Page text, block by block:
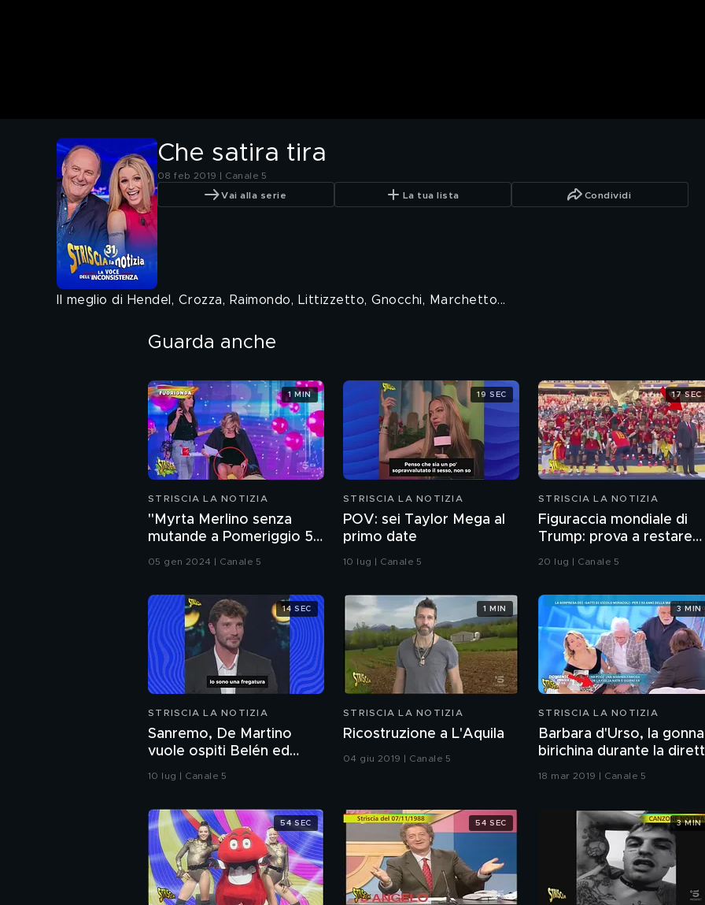
Che satira tira
08 feb 2019 | Canale 5
Vai alla serie La tua lista Condividi
Il meglio di Hendel, Crozza, Raimondo, Littizzetto, Gnocchi, Marchetto...
Guarda anche
STRISCIA LA NOTIZIA
"Myrta Merlino senza
mutande a Pomeriggio 5".
Sarà vero? La risposta è
05 gen 2024 | Canale 5
1 MIN
STRISCIA LA NOTIZIA
POV: sei Taylor Mega al
primo date
10 lug | Canale 5
19 SEC
STRISCIA LA NOTIZIA
Figuraccia mondiale di
Trump: prova a restare
nella foto della Spagna
20 lug | Canale 5
17 SEC
STRISCIA LA NOTIZIA
Sanremo, De Martino
vuole ospiti Belén ed
Emma: il curioso triangolo
10 lug | Canale 5
14 SEC
STRISCIA LA NOTIZIA
Ricostruzione a L'Aquila
04 giu 2019 | Canale 5
1 MIN
STRISCIA LA NOTIZIA
Barbara d'Urso, la gonna
birichina durante la
18 mar 2019 | Canale 5
3 MIN
54 SEC 54 SEC 3 MIN